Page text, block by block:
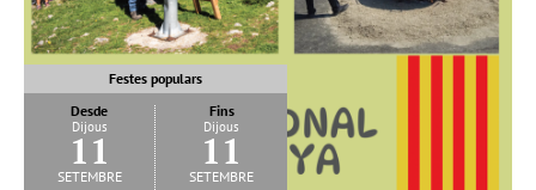
Festes populars
Desde
Dijous
11
setembre
Fins
Dijous
11
setembre